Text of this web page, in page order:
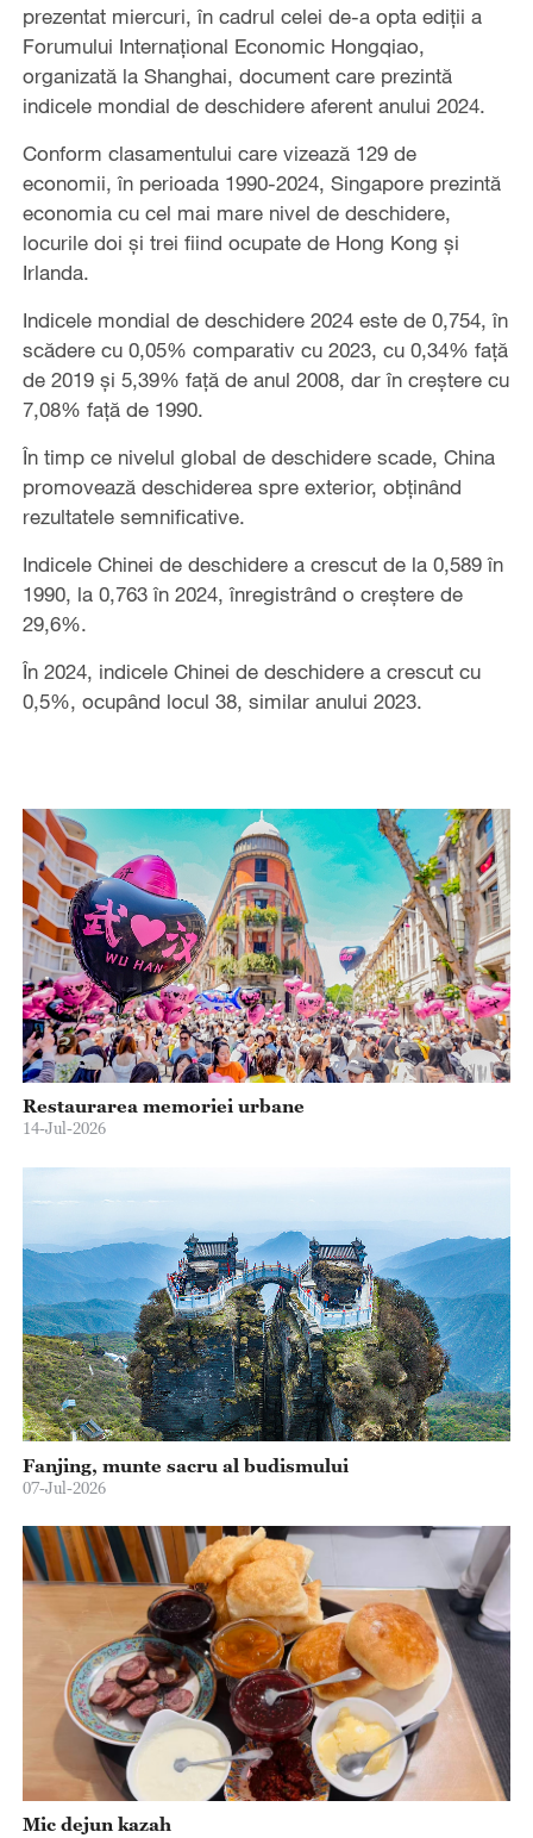
prezentat miercuri, în cadrul celei de-a opta ediții a
Forumului Internațional Economic Hongqiao,
organizată la Shanghai, document care prezintă
indicele mondial de deschidere aferent anului 2024.
Conform clasamentului care vizează 129 de
economii, în perioada 1990-2024, Singapore prezintă
economia cu cel mai mare nivel de deschidere,
locurile doi și trei fiind ocupate de Hong Kong și
Irlanda.
Indicele mondial de deschidere 2024 este de 0,754, în
scădere cu 0,05% comparativ cu 2023, cu 0,34% față
de 2019 și 5,39% față de anul 2008, dar în creștere cu
7,08% față de 1990.
În timp ce nivelul global de deschidere scade, China
promovează deschiderea spre exterior, obținând
rezultatele semnificative.
Indicele Chinei de deschidere a crescut de la 0,589 în
1990, la 0,763 în 2024, înregistrând o creștere de
29,6%.
În 2024, indicele Chinei de deschidere a crescut cu
0,5%, ocupând locul 38, similar anului 2023.
Restaurarea memoriei urbane
14-Jul-2026
Fanjing, munte sacru al budismului
07-Jul-2026
Mic dejun kazah